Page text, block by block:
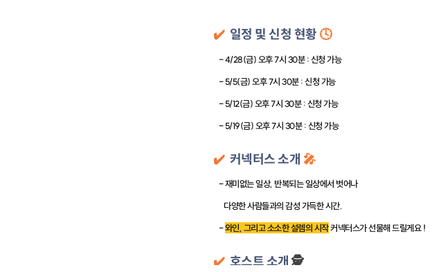
✔️ 일정 및 신청 현황🕓
- 4/28(금) 오후 7시 30분 : 신청 가능
- 5/5(금) 오후 7시 30분 : 신청 가능
- 5/12(금) 오후 7시 30분 : 신청 가능
- 5/19(금) 오후 7시 30분 : 신청 가능
✔️ 커넥터스 소개 🎤
- 재미없는 일상, 반복되는 일상에서 벗어나
다양한 사람들과의 감성 가득한 시간.
-와인, 그리고 소소한 설렘의 시작커넥터스가 선물해 드릴게요 !
✔️ 호스트 소개 🕵️